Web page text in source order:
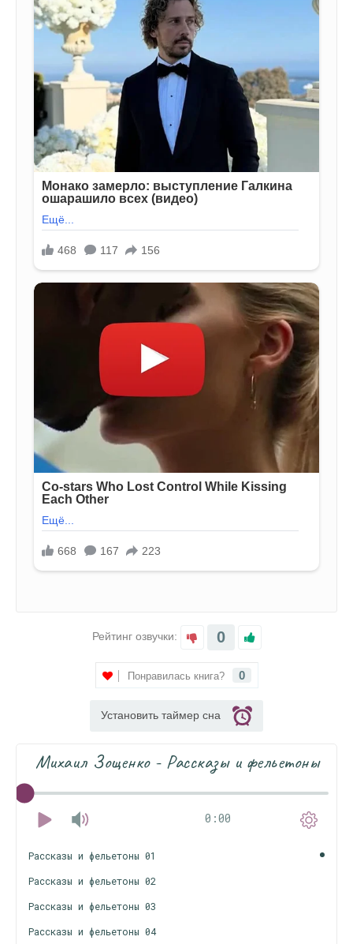
Рейтинг озвучки: 0
Понравилась книга? 0
Установить таймер сна
Михаил Зощенко - Рассказы и фельетоны
0:00
Рассказы и фельетоны 01
Рассказы и фельетоны 02
Рассказы и фельетоны 03
Рассказы и фельетоны 04